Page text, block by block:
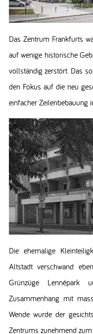
Das Zentrum Frankfurts
auf wenige historische
vollständig zerstört. Das
den Fokus auf die neu
einfacher Zeilenbebauung
Die ehemalige
Altstadt verschwand
Grünzüge
Zusammenhang mit
Wende wurde der
Zentrums zunehmend